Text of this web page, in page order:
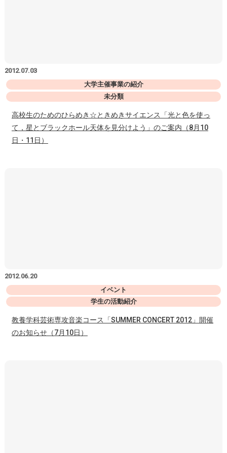
2012.07.03
大学主催事業の紹介
未分類
高校生のためのひらめき☆ときめきサイエンス「光と色を使っ
て，星とブラックホール天体を見分けよう」のご案内（8月10
日・11日）
2012.06.20
イベント
学生の活動紹介
教養学科芸術専攻音楽コース「SUMMER CONCERT 2012」開催
のお知らせ（7月10日）